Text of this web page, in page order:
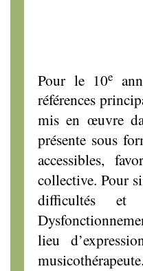
Pour le 10e
références
mis en œuvre
présente sous
accessibles,
collective. Pour
difficultés et
lieu
musicothérapeute.